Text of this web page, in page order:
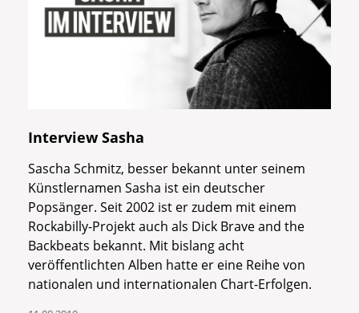
Interview Sasha
Sascha Schmitz, besser bekannt unter seinem
Künstlernamen Sasha ist ein deutscher
Popsänger. Seit 2002 ist er zudem mit einem
Rockabilly-Projekt auch als Dick Brave and the
Backbeats bekannt. Mit bislang acht
veröffentlichten Alben hatte er eine Reihe von
nationalen und internationalen Chart-Erfolgen.